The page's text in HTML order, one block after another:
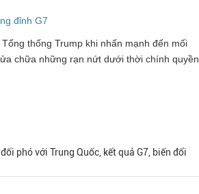
đỉnh G7
thống Trump khi nhấn mạnh đến mối
chữa những rạn nứt dưới thời chính quyền
phó với Trung Quốc, kết quả G7, biến đổi